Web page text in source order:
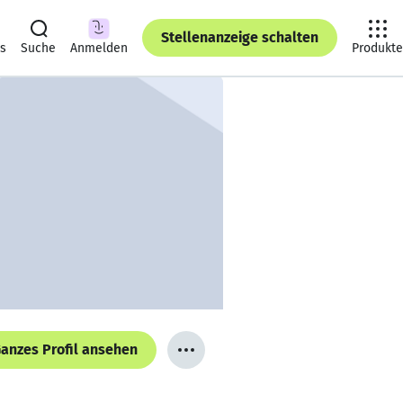
Suche Anmelden
Stellenanzeige schalten
Produkte
Profil ansehen